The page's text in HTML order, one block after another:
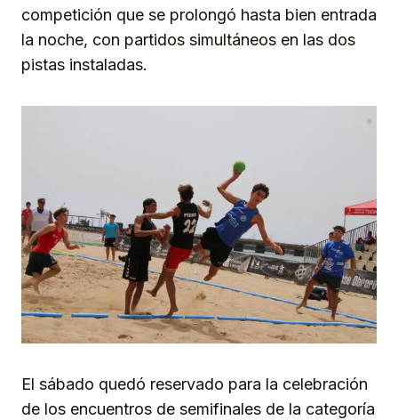
competición que se prolongó hasta bien entrada
la noche, con partidos simultáneos en las dos
pistas instaladas.
El sábado quedó reservado para la celebración
de los encuentros de semifinales de la categoría